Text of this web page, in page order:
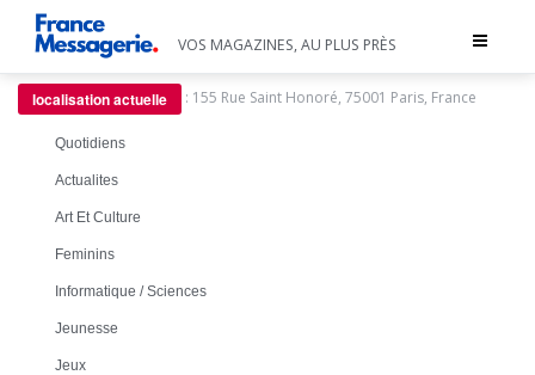
Toggle
VOS MAGAZINES, AU PLUS PRÈS
localisation actuelle : 155 Rue Saint Honoré, 75001 Paris, France
Quotidiens
Actualites
Art Et Culture
Feminins
Informatique / Sciences
Jeunesse
Jeux